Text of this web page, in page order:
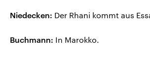
Niedecken: Der Rhani kommt aus
Buchmann: In Marokko.